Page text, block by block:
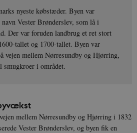
nyeste købstæder. Byen var
Vester Brønderslev, som lå i
Der var foruden landbrug et ret stort
tallet og 1700-tallet. Byen var
vejen mellem Nørresundby og Hjørring,
smugkroer i området.
mellem Nørresundby og Hjørring i 1832
Vester Brønderslev, og byen fik en